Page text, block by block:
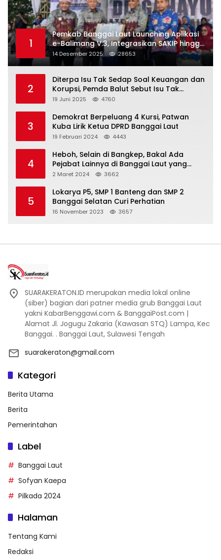
1
Pemkab Banggai Laut Launching Aplikasi
e-Balimang V.3, Integrasikan SAKIP hingga
Satu Data Layanan Publik
14 Desember 2025 28653
2
Diterpa Isu Tak Sedap Soal Keuangan dan
Korupsi, Pemda Balut Sebut Isu Tak
Berdasar
19 Juni 2025 4760
3
Demokrat Berpeluang 4 Kursi, Patwan
Kuba Lirik Ketua DPRD Banggai Laut
19 Februari 2024 4443
4
Heboh, Selain di Bangkep, Bakal Ada
Pejabat Lainnya di Banggai Laut yang
Bakal di Ciduk, Bagini Kata Kapolres!
2 Maret 2024 3662
5
Lokarya P5, SMP 1 Banteng dan SMP 2
Banggai Selatan Curi Perhatian
16 November 2023 3657
SUARAKERATON.ID merupakan media lokal online
(siber) bagian dari patner media grub Banggai Laut
yakni KabarBenggawi.com & BanggaiPost.com |
Alamat Jl. Jogugu Zakaria (Kawasan STQ) Lampa, Kec
Banggai. . Banggai Laut, Sulawesi Tengah
suarakeraton@gmail.com
Kategori
Berita Utama
Berita
Pemerintahan
Label
Banggai Laut
Sofyan Kaepa
Pilkada 2024
Halaman
Tentang Kami
Redaksi